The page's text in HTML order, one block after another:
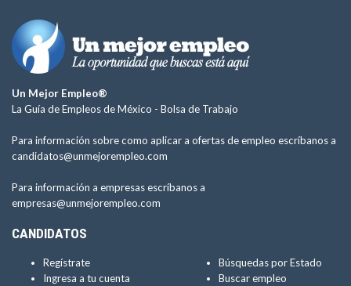
Un Mejor Empleo®
La Guía de Empleos de México - Bolsa de Trabajo
Para información sobre como aplicar a ofertas de empleo escríbanos a
candidatos@unmejorempleo.com
Para información a empresas escríbanos a
empresas@unmejorempleo.com
CANDIDATOS
Regístrate
Ingresa a tu cuenta
Búsquedas por Estado
Buscar empleo